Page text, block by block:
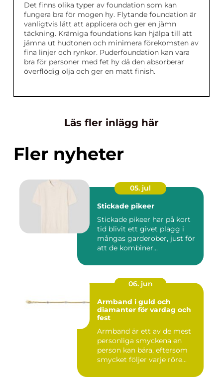
Det finns olika typer av foundation som kan
fungera bra för mogen hy. Flytande foundation är
vanligtvis lätt att applicera och ger en jämn
täckning. Krämiga foundations kan hjälpa till att
jämna ut hudtonen och minimera förekomsten av
fina linjer och rynkor. Puderfoundation kan vara
bra för personer med fet hy då den absorberar
överflödig olja och ger en matt finish.
Läs fler inlägg här
Fler nyheter
05. jul
Stickade pikeer
Stickade pikeer har på kort
tid blivit ett givet plagg i
mångas garderober, just för
att de kombiner...
06. jun
Armband i guld och
diamanter för vardag och
fest
Armband är ett av de mest
personliga smyckena en
person kan bära, eftersom
smycket följer varje röre...